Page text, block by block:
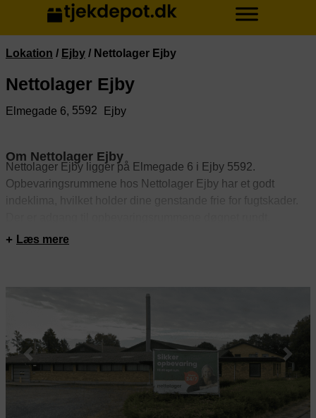
Lokation / Ejby / Nettolager Ejby
Nettolager Ejby
Elmegade 6, 5592 Ejby
Om Nettolager Ejby
Nettolager Ejby ligger på Elmegade 6 i Ejby 5592.
Opbevaringsrummene hos Nettolager Ejby har et godt
indeklima, hvilket holder dine genstande frie for fugtskader.
Rummene er sikret med alarm. Derudover er depotrummene
Læs mere
Previous Next